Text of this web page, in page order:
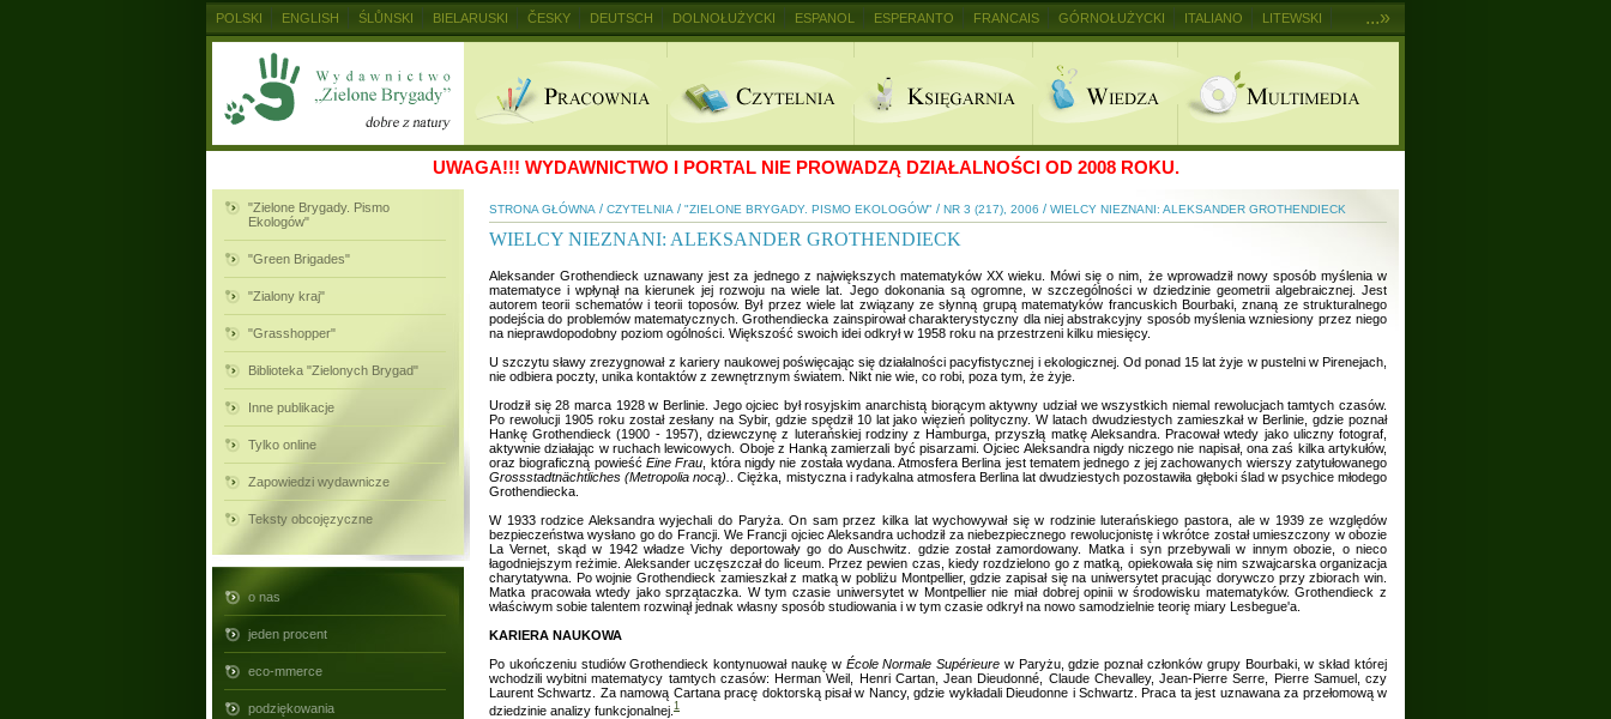
UWAGA!!! WYDAWNICTWO I PORTAL NIE PROWADZĄ DZIAŁALNOŚCI OD 2008 ROKU.
"Zielone Brygady. Pismo
Ekologów"
"Green Brigades"
"Zialony kraj"
"Grasshopper"
Biblioteka "Zielonych Brygad"
Inne publikacje
Tylko online
Zapowiedzi wydawnicze
Teksty obcojęzyczne
o nas
jeden procent
eco-mmerce
podziękowania
STRONA GŁÓWNA / CZYTELNIA / "ZIELONE BRYGADY. PISMO EKOLOGÓW" / NR 3 (217), 2006 / WIELCY NIEZNANI: ALEKSANDER GROTHENDIECK
WIELCY NIEZNANI: ALEKSANDER GROTHENDIECK
Aleksander Grothendieck uznawany jest za jednego z największych matematyków XX wieku. Mówi się o nim, że wprowadził nowy sposób myślenia w
matematyce i wpłynął na kierunek jej rozwoju na wiele lat. Jego dokonania są ogromne, w szczególności w dziedzinie geometrii algebraicznej. Jest
autorem teorii schematów i teorii toposów. Był przez wiele lat związany ze słynną grupą matematyków francuskich Bourbaki, znaną ze strukturalnego
podejścia do problemów matematycznych. Grothendiecka zainspirował charakterystyczny dla niej abstrakcyjny sposób myślenia wzniesiony przez niego
na nieprawdopodobny poziom ogólności. Większość swoich idei odkrył w 1958 roku na przestrzeni kilku miesięcy.
U szczytu sławy zrezygnował z kariery naukowej poświęcając się działalności pacyfistycznej i ekologicznej. Od ponad 15 lat żyje w pustelni w Pirenejach,
nie odbiera poczty, unika kontaktów z zewnętrznym światem. Nikt nie wie, co robi, poza tym, że żyje.
Urodził się 28 marca 1928 w Berlinie. Jego ojciec był rosyjskim anarchistą biorącym aktywny udział we wszystkich niemal rewolucjach tamtych czasów.
Po rewolucji 1905 roku został zesłany na Sybir, gdzie spędził 10 lat jako więzień polityczny. W latach dwudziestych zamieszkał w Berlinie, gdzie poznał
Hankę Grothendieck (1900 - 1957), dziewczynę z luterańskiej rodziny z Hamburga, przyszłą matkę Aleksandra. Pracował wtedy jako uliczny fotograf,
aktywnie działając w ruchach lewicowych. Oboje z Hanką zamierzali być pisarzami. Ojciec Aleksandra nigdy niczego nie napisał, ona zaś kilka artykułów,
oraz biograficzną powieść Eine Frau , która nigdy nie została wydana. Atmosfera Berlina jest tematem jednego z jej zachowanych wierszy zatytułowanego
Grossstadtnächtliches (Metropolia nocą).
. Ciężka, mistyczna i radykalna atmosfera Berlina lat dwudziestych pozostawiła głęboki ślad w psychice młodego
Grothendiecka.
W 1933 rodzice Aleksandra wyjechali do Paryża. On sam przez kilka lat wychowywał się w rodzinie luterańskiego pastora, ale w 1939 ze względów
bezpieczeństwa wysłano go do Francji. We Francji ojciec Aleksandra uchodził za niebezpiecznego rewolucjonistę i wkrótce został umieszczony w obozie
La Vernet, skąd w 1942 władze Vichy deportowały go do Auschwitz. gdzie został zamordowany. Matka i syn przebywali w innym obozie, o nieco
łagodniejszym reżimie. Aleksander uczęszczał do liceum. Przez pewien czas, kiedy rozdzielono go z matką, opiekowała się nim szwajcarska organizacja
charytatywna. Po wojnie Grothendieck zamieszkał z matką w pobliżu Montpellier, gdzie zapisał się na uniwersytet pracując dorywczo przy zbiorach win.
Matka pracowała wtedy jako sprzątaczka. W tym czasie uniwersytet w Montpellier nie miał dobrej opinii w środowisku matematyków. Grothendieck z
właściwym sobie talentem rozwinął jednak własny sposób studiowania i w tym czasie odkrył na nowo samodzielnie teorię miary Lesbegue'a.
KARIERA NAUKOWA
Po ukończeniu studiów Grothendieck kontynuował naukę w École Normale Supérieure w Paryżu, gdzie poznał członków grupy Bourbaki, w skład której
wchodzili wybitni matematycy tamtych czasów: Herman Weil, Henri Cartan, Jean Dieudonné, Claude Chevalley, Jean-Pierre Serre, Pierre Samuel, czy
Laurent Schwartz. Za namową Cartana pracę doktorską pisał w Nancy, gdzie wykładali Dieudonne i Schwartz. Praca ta jest uznawana za przełomową w
dziedzinie analizy funkcjonalnej. 1
...»
POLSKI ENGLISH ŚLŮNSKI BIELARUSKI ČESKY DEUTSCH DOLNOŁUŻYCKI ESPANOL ESPERANTO FRANCAIS GÓRNOŁUŻYCKI ITALIANO LITEWSKI